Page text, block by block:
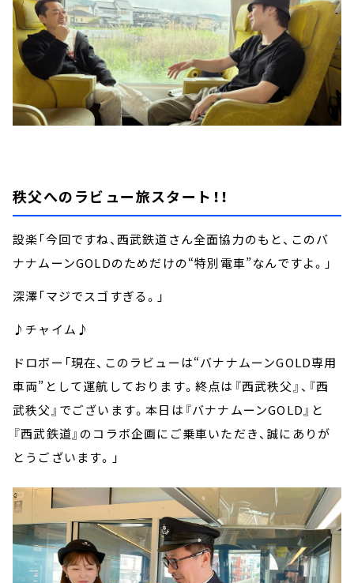
秩父へのラビュー旅スタート！！
設楽「今回ですね、西武鉄道さん全面協力のもと、このバ
ナナムーンGOLDのためだけの“特別電車”なんですよ。」
深澤「マジでスゴすぎる。」
♪チャイム♪
ドロボー「現在、このラビューは“バナナムーンGOLD専用
車両”として運航しております。終点は『西武秩父』、『西
武秩父』でございます。本日は『バナナムーンGOLD』と
『西武鉄道』のコラボ企画にご乗車いただき、誠にありが
とうございます。」